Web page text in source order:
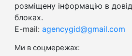
розміщену інформацію в
блоках.
E-mail: agencygid@gmail.com
Ми в соцмережах: